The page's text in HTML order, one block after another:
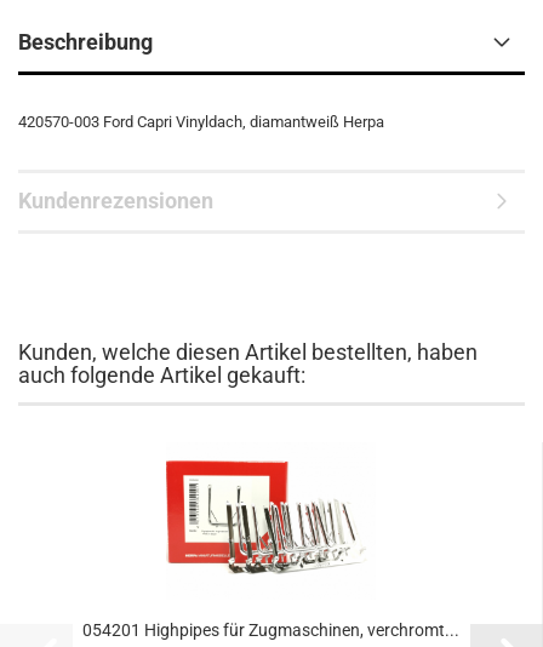
Beschreibung
420570-003 Ford Capri Vinyldach, diamantweiß Herpa
Kundenrezensionen
Kunden, welche diesen Artikel bestellten, haben
auch folgende Artikel gekauft:
054201 Highpipes für Zugmaschinen, verchromt...